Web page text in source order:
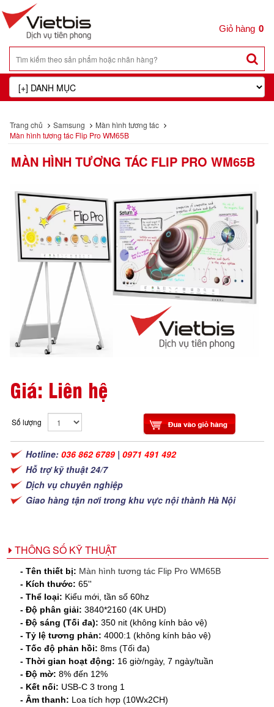
0
Trang chủ Samsung
Màn hình tương tác
Màn hình tương tác Flip Pro WM65B
MÀN HÌNH TƯƠNG TÁC FLIP PRO WM65B
Giá: Liên hệ
Số lượng
Hotline: 036 862 6789 | 0971 491 492
Hỗ trợ kỹ thuật 24/7
Dịch vụ chuyên nghiệp
Giao hàng tận nơi trong khu vực nội thành Hà Nội
THÔNG SỐ KỸ THUẬT
- Tên thiết bị: Màn hình tương tác Flip Pro WM65B
- Kích thước: 65''
- Thể loại: Kiểu mới, tần số 60hz
- Độ phân giải: 3840*2160 (4K UHD)
- Độ sáng (Tối đa): 350 nit (không kính bảo vệ)
- Tỷ lệ tương phản: 4000:1 (không kính bảo vệ)
- Tốc độ phản hồi: 8ms (Tối đa)
- Thời gian hoạt động: 16 giờ/ngày, 7 ngày/tuần
- Độ mờ: 8% đến 12%
- Kết nối: USB-C 3 trong 1
- Âm thanh: Loa tích hợp (10Wx2CH)